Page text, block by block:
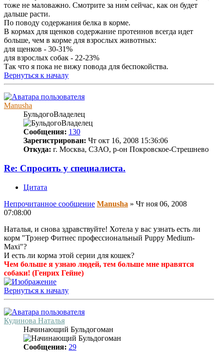
тоже не маловажно. Смотрите за ним сейчас, как он будет
дальше расти.
По поводу содержания белка в корме.
В кормах для щенков содержание протеинов всегда идет
больше, чем в корме для взрослых животных:
для щенков - 30-31%
для взрослых собак - 22-23%
Так что я пока не вижу повода для беспокойства.
Вернуться к началу
Manusha
БульдогоВладелец
Сообщения: 130
Зарегистрирован: Чт окт 16, 2008 15:36:06
Откуда: г. Москва, СЗАО, р-он Покровское-Стрешнево
Re: Спросить у специалиста.
Цитата
Непрочитанное сообщение Manusha » Чт ноя 06, 2008
07:08:00
Наталья, и снова здравствуйте! Хотела у вас узнать есть ли
корм "Трэнер Фитнес профессиональный Puppy Medium-
Maxi"?
И есть ли корма этой серии для кошек?
Чем больше я узнаю людей, тем больше мне нравятся
собаки! (Генрих Гейне)
Вернуться к началу
Кудинова Наталья
Начинающий Бульдогоман
Сообщения: 29